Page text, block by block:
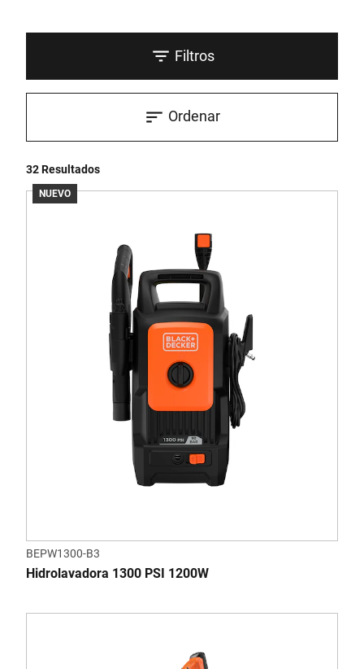
Filtros
32 Resultados
Ordenar
NUEVO
BEPW1300-B3
Hidrolavadora 1300 PSI 1200W